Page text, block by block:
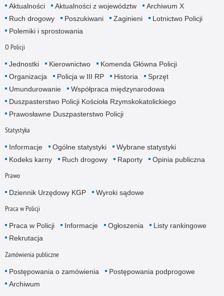
Aktualności Aktualności z województw
Archiwum X
Ruch drogowy
Poszukiwani Zaginieni
Lotnictwo Policji
Polemiki i sprostowania
O Policji
Jednostki Kierownictwo
Komenda Główna Policji
Organizacja
Policja w III RP Historia
Sprzęt
Umundurowanie
Współpraca międzynarodowa
Duszpasterstwo Policji Kościoła Rzymskokatolickiego
Prawosławne Duszpasterstwo Policji
Statystyka
Informacje Ogólne statystyki
Wybrane statystyki
Kodeks karny
Ruch drogowy Raporty Opinia publiczna
Prawo
Dziennik Urzędowy KGP Wyroki sądowe
Praca w Policji
Praca w Policji Informacje Ogłoszenia
Listy rankingowe
Rekrutacja
Zamówienia publiczne
Postępowania o zamówienia
Postępowania podprogowe
Archiwum